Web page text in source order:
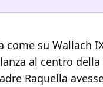
come su Wallach
al centro
Raquella